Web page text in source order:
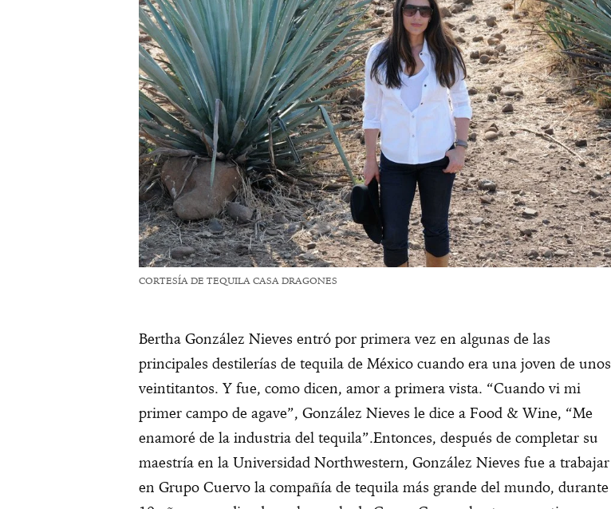
CORTESÍA DE TEQUILA CASA DRAGONES
Bertha González Nieves entró por primera vez en algunas de las
principales destilerías de tequila de México cuando era una joven de unos
veintitantos. Y fue, como dicen, amor a primera vista. “Cuando vi mi
primer campo de agave”, González Nieves le dice a Food & Wine, “Me
enamoré de la industria del tequila”.Entonces, después de completar su
maestría en la Universidad Northwestern, González Nieves fue a trabajar
en Grupo Cuervo la compañía de tequila más grande del mundo, durante